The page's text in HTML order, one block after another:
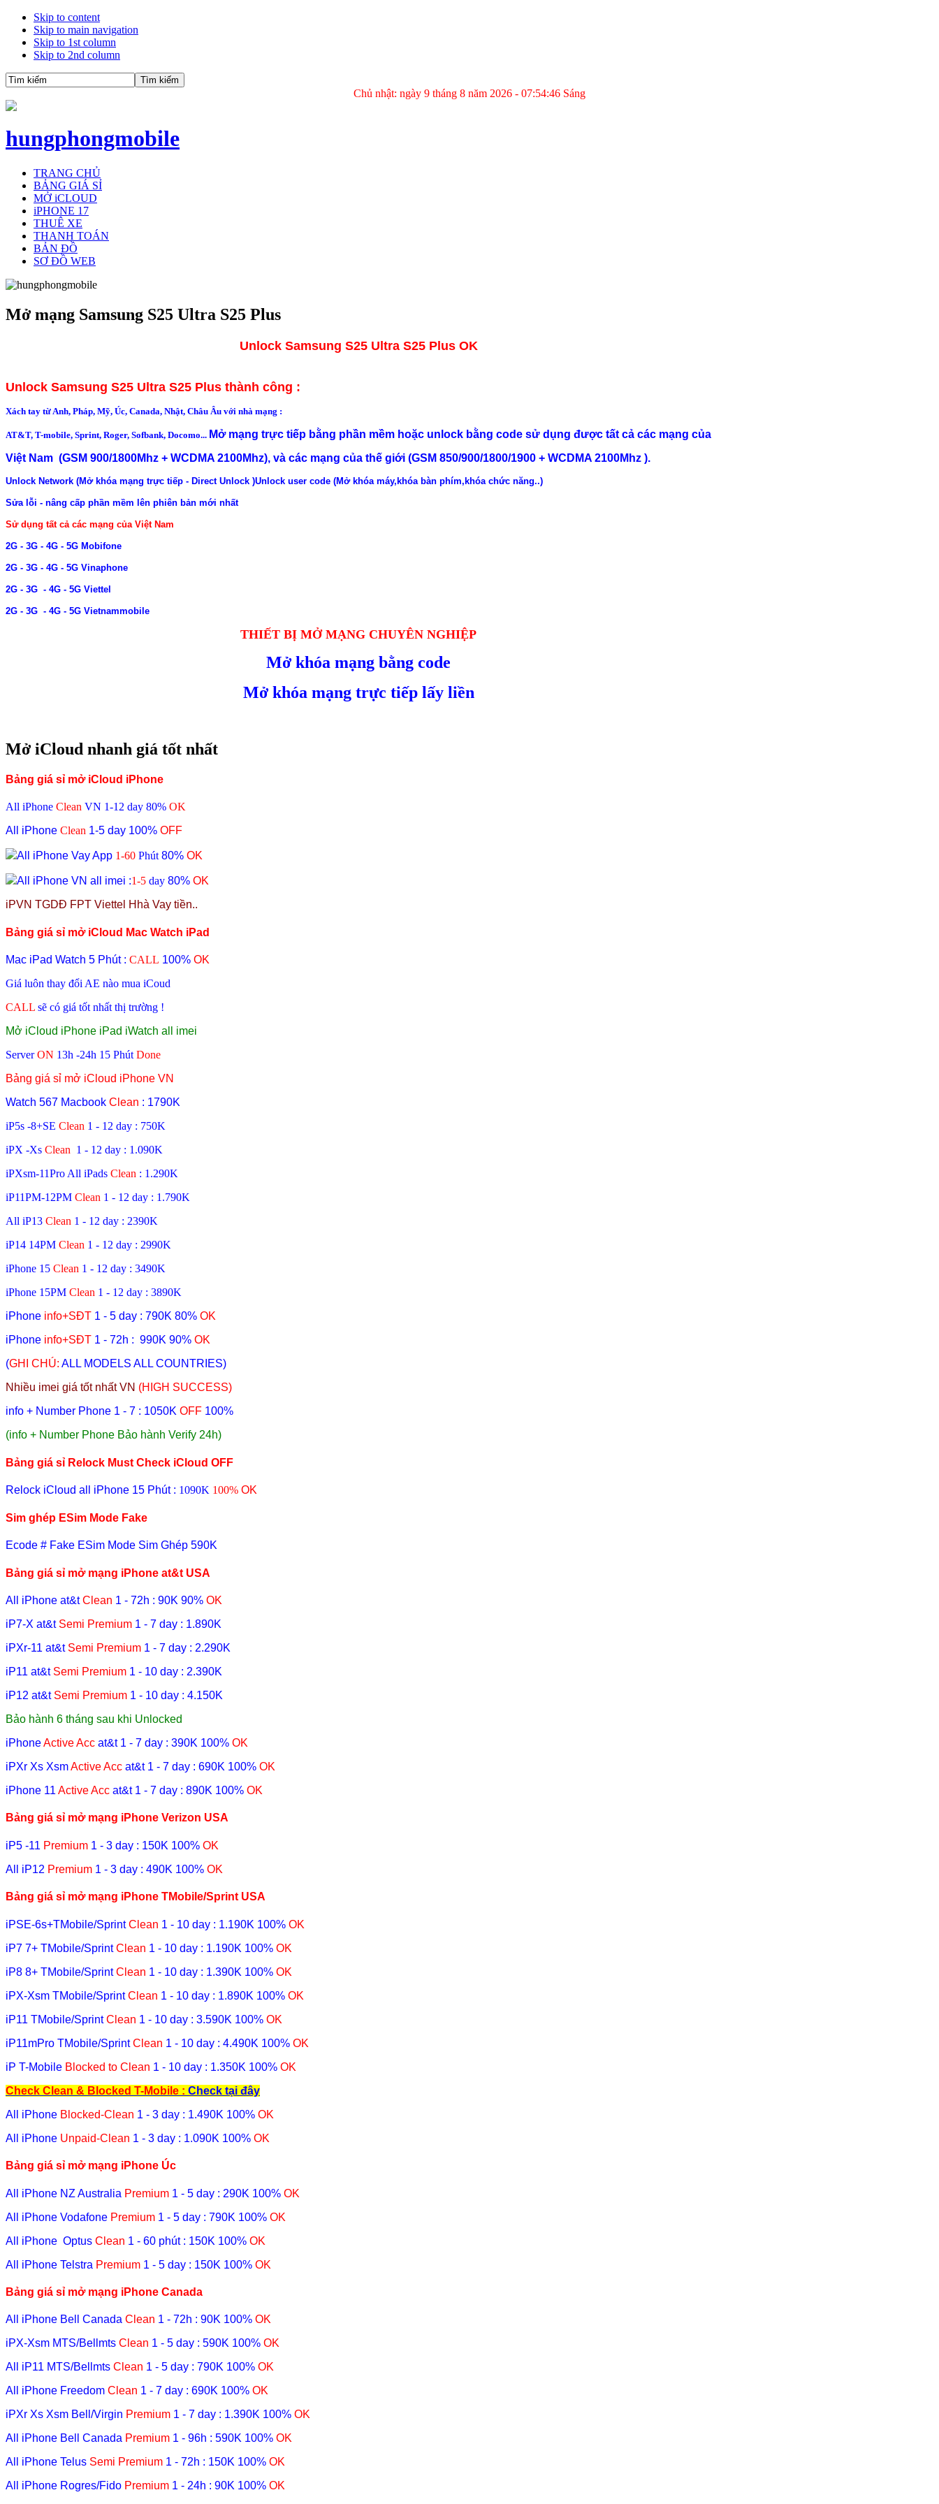
Skip to content
Skip to main navigation
Skip to 1st column
Skip to 2nd column
Chủ nhật: ngày 9 tháng 8 năm 2026 - 07:54:46 Sáng
hungphongmobile
TRANG CHỦ
BẢNG GIÁ SỈ
MỞ iCLOUD
iPHONE 17
THUÊ XE
THANH TOÁN
BẢN ĐỒ
SƠ ĐỒ WEB
Mở mạng Samsung S25 Ultra S25 Plus
Unlock Samsung S25 Ultra S25 Plus OK
Unlock Samsung S25 Ultra S25 Plus thành công :
Xách tay từ Anh, Pháp, Mỹ, Úc, Canada, Nhật, Châu Âu với nhà mạng :
AT&T, T-mobile, Sprint, Roger, Sofbank, Docomo... Mở mạng trực tiếp bằng phần mềm hoặc unlock bằng code sử dụng được tất cả các mạng của
Việt Nam (GSM 900/1800Mhz + WCDMA 2100Mhz), và các mạng của thế giới (GSM 850/900/1800/1900 + WCDMA 2100Mhz ).
Unlock Network (Mở khóa mạng trực tiếp - Direct Unlock )Unlock user code (Mở khóa máy,khóa bàn phím,khóa chức năng..)
Sửa lỗi - nâng cấp phần mềm lên phiên bản mới nhất
Sử dụng tất cả các mạng của Việt Nam
2G - 3G - 4G - 5G Mobifone
2G - 3G - 4G - 5G Vinaphone
2G - 3G - 4G - 5G Viettel
2G - 3G - 4G - 5G Vietnammobile
THIẾT BỊ MỞ MẠNG CHUYÊN NGHIỆP
Mở khóa mạng bằng code
Mở khóa mạng trực tiếp lấy liền
Mở iCloud nhanh giá tốt nhất
Bảng giá sỉ mở iCloud iPhone
All iPhone Clean VN 1-12 day 80% OK
All iPhone Clean 1-5 day 100% OFF
All iPhone Vay App 1-60 Phút 80% OK
All iPhone VN all imei :1-5 day 80% OK
iPVN TGDĐ FPT Viettel Hhà Vay tiền..
Bảng giá sỉ mở iCloud Mac Watch iPad
Mac iPad Watch 5 Phút : CALL 100% OK
Giá luôn thay đổi AE nào mua iCoud
CALL sẽ có giá tốt nhất thị trường !
Mở iCloud iPhone iPad iWatch all imei
ServerON 13h -24h 15 Phút Done
Bảng giá sỉ mở iCloud iPhone VN
Watch 567 Macbook Clean : 1790K
iP5s -8+SE Clean 1 - 12 day : 750K
iPX -Xs Clean 1 - 12 day : 1.090K
iPXsm-11Pro All iPads Clean : 1.290K
iP11PM-12PM Clean 1 - 12 day : 1.790K
All iP13 Clean 1 - 12 day : 2390K
iP14 14PM Clean 1 - 12 day : 2990K
iPhone 15 Clean 1 - 12 day : 3490K
iPhone 15PM Clean 1 - 12 day : 3890K
iPhone info+SĐT 1 - 5 day : 790K 80% OK
iPhone info+SĐT 1 - 72h : 990K 90% OK
(GHI CHÚ: ALL MODELS ALL COUNTRIES)
Nhiều imei giá tốt nhất VN (HIGH SUCCESS)
info + Number Phone 1 - 7 : 1050K OFF 100%
(info + Number Phone Bảo hành Verify 24h)
Bảng giá sỉ Relock Must Check iCloud OFF
Relock iCloud all iPhone 15 Phút : 1090K 100% OK
Sim ghép ESim Mode Fake
Ecode # Fake ESim Mode Sim Ghép 590K
Bảng giá sỉ mở mạng iPhone at&t USA
All iPhone at&tClean 1 - 72h : 90K 90% OK
iP7-X at&t Semi Premium 1 - 7 day : 1.890K
iPXr-11 at&t Semi Premium 1 - 7 day : 2.290K
iP11 at&t Semi Premium 1 - 10 day : 2.390K
iP12 at&tSemi Premium 1 - 10 day : 4.150K
Bảo hành 6 tháng sau khi Unlocked
iPhoneActive Acc at&t 1 - 7 day : 390K 100% OK
iPXr Xs XsmActive Acc at&t 1 - 7 day : 690K 100% OK
iPhone 11 Active Acc at&t 1 - 7 day : 890K 100% OK
Bảng giá sỉ mở mạng iPhone Verizon USA
iP5 -11 Premium 1 - 3 day : 150K 100% OK
All iP12 Premium 1 - 3 day : 490K 100% OK
Bảng giá sỉ mở mạng iPhone TMobile/Sprint USA
iPSE-6s+TMobile/SprintClean 1 - 10 day : 1.190K 100% OK
iP7 7+ TMobile/SprintClean 1 - 10 day : 1.190K 100% OK
iP8 8+ TMobile/SprintClean 1 - 10 day : 1.390K 100% OK
iPX-Xsm TMobile/SprintClean 1 - 10 day : 1.890K 100% OK
iP11 TMobile/SprintClean 1 - 10 day : 3.590K 100% OK
iP11mPro TMobile/SprintClean 1 - 10 day : 4.490K 100% OK
iP T-Mobile Blocked to Clean 1 - 10 day : 1.350K 100% OK
Check Clean & Blocked T-Mobile : C heck tại đây
All iPhone Blocked-Clean 1 - 3 day : 1.490K 100% OK
All iPhone Unpaid-Clean 1 - 3 day : 1.090K 100% OK
Bảng giá sỉ mở mạng iPhone Úc
All iPhone NZ Australia Premium 1 - 5 day : 290K 100% OK
All iPhone Vodafone Premium 1 - 5 day : 790K 100% OK
All iPhone Optus Clean 1 - 60 phút : 150K 100% OK
All iPhone Telstra Premium 1 - 5 day : 150K 100% OK
Bảng giá sỉ mở mạng iPhone Canada
All iPhone Bell Canada Clean 1 - 72h : 90K 100% OK
iPX-Xsm MTS/Bellmts Clean 1 - 5 day : 590K 100% OK
All iP11 MTS/Bellmts Clean 1 - 5 day : 790K 100% OK
All iPhone Freedom Clean 1 - 7 day : 690K 100% OK
iPXr Xs Xsm Bell/Virgin Premium 1 - 7 day : 1.390K 100% OK
All iPhone Bell Canada Premium 1 - 96h : 590K 100% OK
All iPhone Telus Semi Premium 1 - 72h : 150K 100% OK
All iPhone Rogres/Fido Premium 1 - 24h : 90K 100% OK